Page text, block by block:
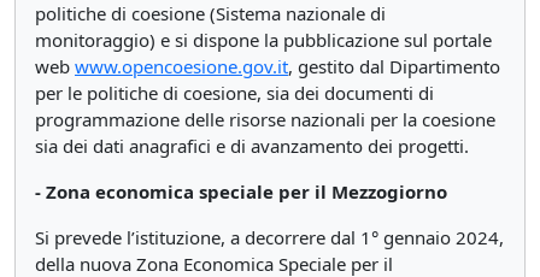
politiche di coesione (Sistema nazionale di
monitoraggio) e si dispone la pubblicazione sul portale
web www.opencoesione.gov.it, gestito dal Dipartimento
per le politiche di coesione, sia dei documenti di
programmazione delle risorse nazionali per la coesione
sia dei dati anagrafici e di avanzamento dei progetti.
- Zona economica speciale per il Mezzogiorno
Si prevede l’istituzione, a decorrere dal 1° gennaio 2024,
della nuova Zona Economica Speciale per il